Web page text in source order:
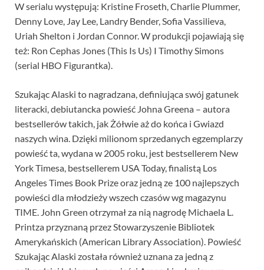
W serialu występują: Kristine Froseth, Charlie Plummer,
Denny Love, Jay Lee, Landry Bender, Sofia Vassilieva,
Uriah Shelton i Jordan Connor. W produkcji pojawiają się
też: Ron Cephas Jones (This Is Us) I Timothy Simons
(serial HBO Figurantka).
Szukając Alaski to nagradzana, definiująca swój gatunek
literacki, debiutancka powieść Johna Greena – autora
bestsellerów takich, jak Żółwie aż do końca i Gwiazd
naszych wina. Dzięki milionom sprzedanych egzemplarzy
powieść ta, wydana w 2005 roku, jest bestsellerem New
York Timesa, bestsellerem USA Today, finalistą Los
Angeles Times Book Prize oraz jedną ze 100 najlepszych
powieści dla młodzieży wszech czasów wg magazynu
TIME. John Green otrzymał za nią nagrodę Michaela L.
Printza przyznaną przez Stowarzyszenie Bibliotek
Amerykańskich (American Library Association). Powieść
Szukając Alaski została również uznana za jedną z